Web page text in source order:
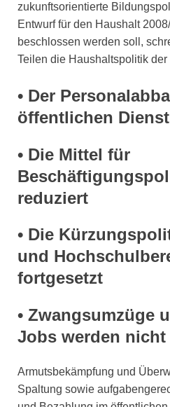
zukunftsorientierte
Entwurf für den Haushalt
beschlossen werden soll,
Teilen die Haushaltspolitik
• Der
öffentlichen
• Die Mittel für
reduziert
• Die
und
fortgesetzt
• Zwangsumzüge
Jobs werden
Armutsbekämpfung und
Spaltung sowie